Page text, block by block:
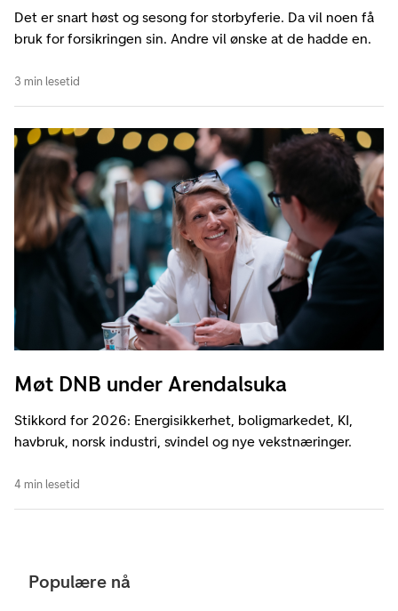
Det er snart høst og sesong for storbyferie. Da vil noen få
bruk for forsikringen sin. Andre vil ønske at de hadde en.
3 min lesetid
Møt DNB under Arendalsuka
Stikkord for 2026: Energisikkerhet, boligmarkedet, KI,
havbruk, norsk industri, svindel og nye vekstnæringer.
4 min lesetid
Populære nå